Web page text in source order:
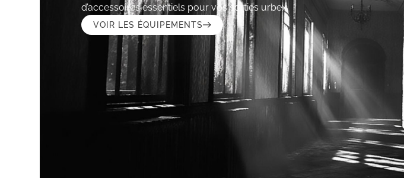
d’accessoires essentiels pour vos sorties urbex.
VOIR LES ÉQUIPEMENTS